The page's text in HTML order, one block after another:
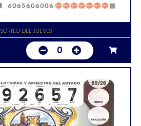
SORTEO DEL JUEVES
0